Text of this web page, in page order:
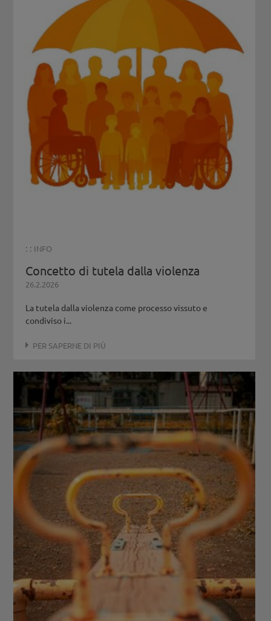
: : INFO
Concetto di tutela dalla violenza
26.2.2026
La tutela dalla violenza come processo vissuto e
condiviso i...
PER SAPERNE DI PIÙ